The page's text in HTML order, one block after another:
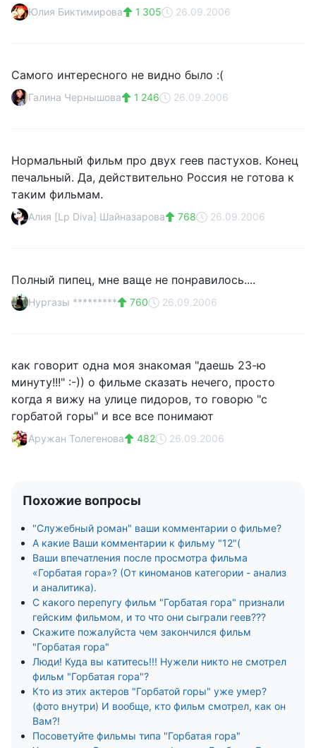
Юлия Биктимирова 1 305 26.09.2006
Самого интересного не видно было :(
Галина Чернышова 1 246 26.09.2006
Нормальный фильм про двух геев пастухов. Конец
печальный. Да, действительно Россия не готова к
таким фильмам.
Алия [Lp Diva] Шайназарова 768 26.09.2006
Полный пипец, мне ваще не понравилось....
Нургазы ********* 760 26.09.2006
как говорит одна моя знакомая "даешь 23-ю
минуту!!!" :-)) о фильме сказать нечего, просто
когда я вижу на улице пидоров, то говорю "с
горбатой горы" и все все понимают
Аружан Толегенова 482 26.09.2006
Похожие вопросы
"Служебный роман" ваши комментарии о фильме?
А какие Ваши комментарии к фильму "12"(
Ваши впечатления после просмотра фильма
«Горбатая гора»? (От киноманов категории - анализ
и аналитика).
С какого перепугу фильм "Горбатая гора" признали
гейским фильмом, и то что они сыграли геев???
Скажите пожалуйста чем закончился фильм
"Горбатая гора"
Люди! Куда вы катитесь!!! Нужели никто не смотрел
фильм "Горбатая гора"?
Кто из этих актеров "Горбатой горы" уже умер?
(фото внутри) И вообще, кто фильм смотрел, как он
Вам?!
Посоветуйте фильмы типа "Горбатая гора"